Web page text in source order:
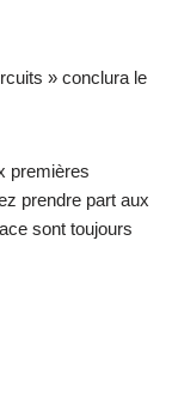
» conclura le
premières
prendre part aux
sont toujours